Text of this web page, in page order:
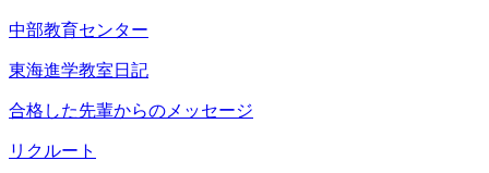
中部教育センター
東海進学教室日記
合格した先輩からのメッセージ
リクルート